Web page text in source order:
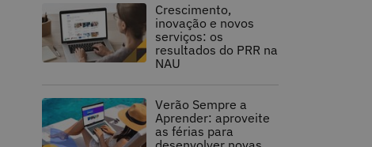
Crescimento,
inovação e novos
serviços: os
resultados do PRR na
NAU
Verão Sempre a
Aprender: aproveite
as férias para